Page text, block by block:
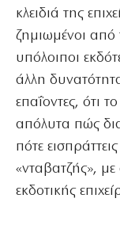
κλειδιά της
ζημιωμένοι
υπόλοιποι
άλλη
επαΐοντες, ότι
απόλυτα πώς
πότε
«νταβατζής», με
εκδοτικής